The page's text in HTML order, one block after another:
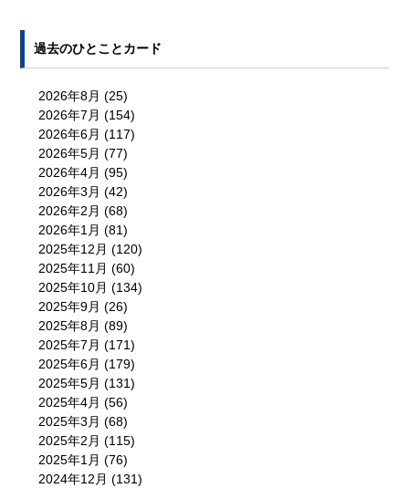
過去のひとことカード
2026年8月 (25)
2026年7月 (154)
2026年6月 (117)
2026年5月 (77)
2026年4月 (95)
2026年3月 (42)
2026年2月 (68)
2026年1月 (81)
2025年12月 (120)
2025年11月 (60)
2025年10月 (134)
2025年9月 (26)
2025年8月 (89)
2025年7月 (171)
2025年6月 (179)
2025年5月 (131)
2025年4月 (56)
2025年3月 (68)
2025年2月 (115)
2025年1月 (76)
2024年12月 (131)